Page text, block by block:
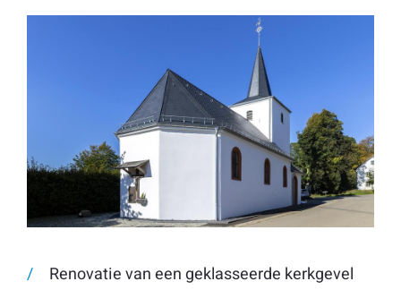
Renovatie van een geklasseerde kerkgevel